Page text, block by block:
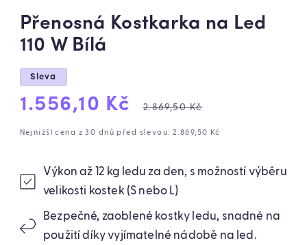
Přenosná Kostkarka na Led
110 W Bílá
Sleva
Výprodejová
cena
1.556,10 Kč
Běžná
cena
2.869,50 Kč
Nejnižší cena z 30 dnů před slevou: 2.869,50 Kč
Výkon až 12 kg ledu za den, s možností výběru
velikosti kostek (S nebo L)
Bezpečné, zaoblené kostky ledu, snadné na
použití díky vyjímatelné nádobě na led.